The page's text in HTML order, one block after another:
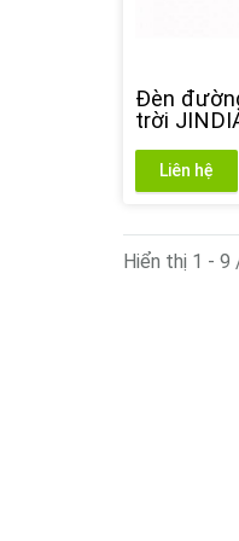
Đèn
trời
Liên hệ
Hiển thị 1 -